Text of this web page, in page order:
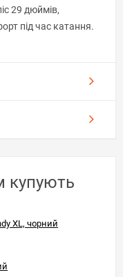
29 дюймів,
під час катання.
купують
XL, чорний